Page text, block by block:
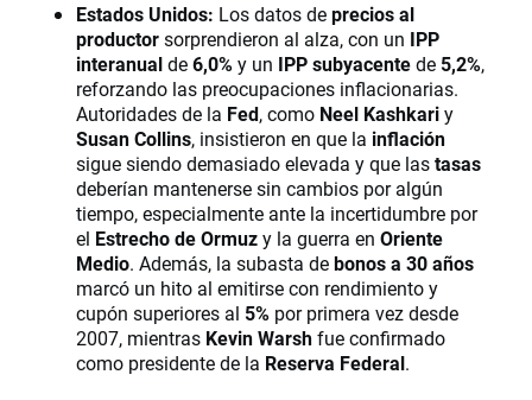
Estados Unidos: Los datos deprecios al
productorsorprendieron al alza, con un IPP
interanualde6,0%y un IPP subyacentede 5,2%,
reforzando las preocupaciones inflacionarias.
Autoridades de la Fed, como Neel Kashkariy
Susan Collins, insistieron en que la inflación
sigue siendo demasiado elevada y que lastasas
deberían mantenerse sin cambios por algún
tiempo, especialmente ante la incertidumbre por
el Estrecho de Ormuzy la guerra en Oriente
Medio. Además, la subasta debonos a 30 años
marcó un hito al emitirse con rendimiento y
cupón superiores al 5% por primera vez desde
2007, mientras Kevin Warshfue confirmado
como presidente de la Reserva Federal.